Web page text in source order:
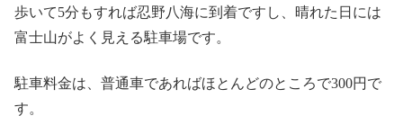
歩いて5分もすれば忍野八海に到着ですし、晴れた日には
富士山がよく見える駐車場です。
駐車料金は、普通車であればほとんどのところで300円で
す。